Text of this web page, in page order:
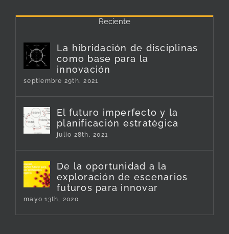
Reciente
La hibridación de disciplinas
como base para la
innovación
septiembre 29th, 2021
El futuro imperfecto y la
planificación estratégica
julio 28th, 2021
De la oportunidad a la
exploración de escenarios
futuros para innovar
mayo 13th, 2020